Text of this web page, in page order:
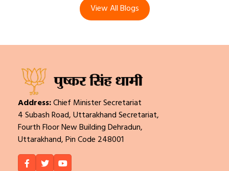
View All Blogs
Address:Chief Minister Secretariat
4 Subash Road, Uttarakhand Secretariat,
Fourth Floor New Building Dehradun,
Uttarakhand, Pin Code 248001